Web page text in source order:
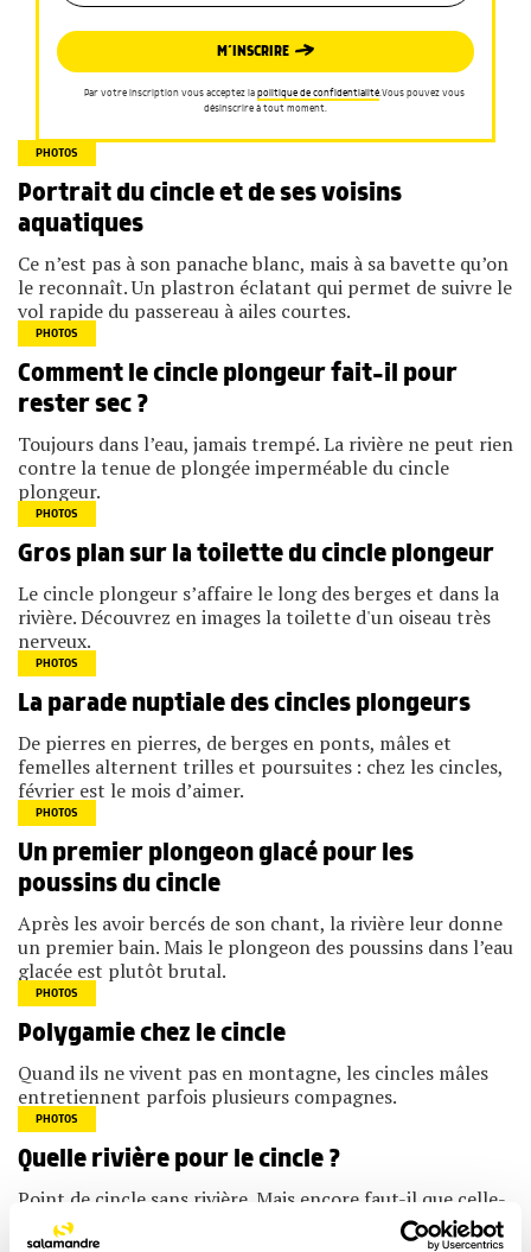
M’INSCRIRE
Par votre inscription vous acceptez la politique de confidentialité.Vous pouvez vous
désinscrire à tout moment.
PHOTOS
Portrait du cincle et de ses voisins
aquatiques
Ce n’est pas à son panache blanc, mais à sa bavette qu’on
le reconnaît. Un plastron éclatant qui permet de suivre le
vol rapide du passereau à ailes courtes.
PHOTOS
Comment le cincle plongeur fait-il pour
rester sec ?
Toujours dans l’eau, jamais trempé. La rivière ne peut rien
contre la tenue de plongée imperméable du cincle
plongeur.
PHOTOS
Gros plan sur la toilette du cincle plongeur
Le cincle plongeur s’affaire le long des berges et dans la
rivière. Découvrez en images la toilette d'un oiseau très
nerveux.
PHOTOS
La parade nuptiale des cincles plongeurs
De pierres en pierres, de berges en ponts, mâles et
femelles alternent trilles et poursuites : chez les cincles,
février est le mois d’aimer.
PHOTOS
Un premier plongeon glacé pour les
poussins du cincle
Après les avoir bercés de son chant, la rivière leur donne
un premier bain. Mais le plongeon des poussins dans l’eau
glacée est plutôt brutal.
PHOTOS
Polygamie chez le cincle
Quand ils ne vivent pas en montagne, les cincles mâles
entretiennent parfois plusieurs compagnes.
PHOTOS
Quelle rivière pour le cincle ?
Point de cincle sans rivière. Mais encore faut-il que celle-
ci puisse lui offrir gîte et couvert.
PHOTOS